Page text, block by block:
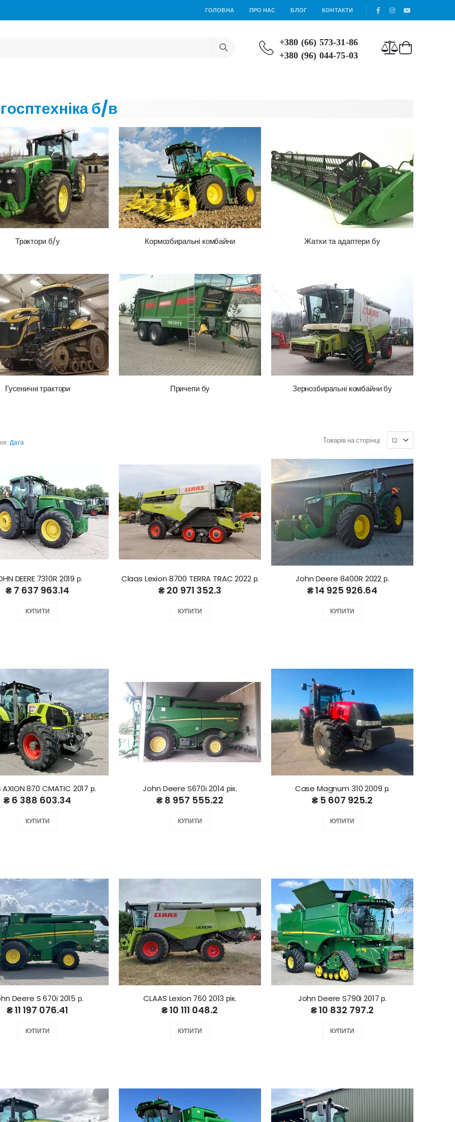
ГОЛОВНА ПРО НАС БЛОГ КОНТАКТИ
+380 (66) 573-31-86
+380 (96) 044-75-03
б/в
Трактори б/у Кормозбиральні комбайни Жатки та адаптери бу
Гусеничні трактори Причепи бу Зернозбиральні комбайни бу
Дата Товарів на сторінці:
DEERE 7310R 2019 р.
₴ 7 637 963.14
КУПИТИ
Claas Lexion 8700 TERRA TRAC 2022 р.
₴ 20 971 352.3
КУПИТИ
John Deere 8400R 2022 р.
₴ 14 925 926.64
КУПИТИ
870 CMATIC 2017 р.
₴ 6 388 603.34
КУПИТИ
John Deere S670і 2014 рік.
₴ 8 957 555.22
КУПИТИ
Case Magnum 310 2009 р.
₴ 5 607 925.2
КУПИТИ
Deere S 670i 2015 р.
₴ 11 197 076.41
КУПИТИ
CLAAS Lexion 760 2013 рік.
₴ 10 111 048.2
КУПИТИ
John Deere S790i 2017 р.
₴ 10 832 797.2
КУПИТИ